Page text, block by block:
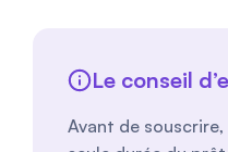
Le conseil
Avant de